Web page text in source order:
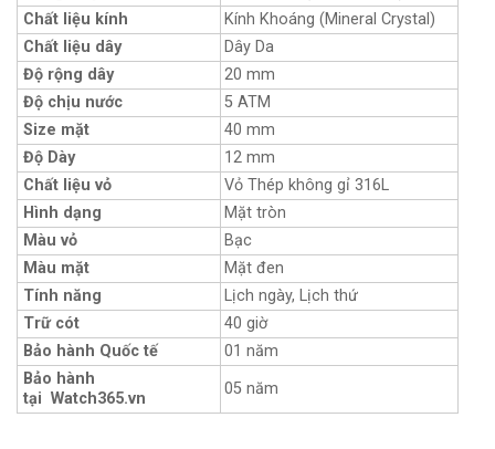
Chất liệu kính
Kính Khoáng (Mineral Crystal)
Chất liệu dây
Dây Da
Độ rộng dây
20 mm
Độ chịu nước
5 ATM
Size mặt
40 mm
Độ Dày
12 mm
Chất liệu vỏ
Vỏ Thép không gỉ 316L
Hình dạng
Mặt tròn
Màu vỏ
Bạc
Màu mặt
Mặt đen
Tính năng
Lịch ngày, Lịch thứ
Trữ cót
40 giờ
Bảo hành Quốc tế
01 năm
Bảo hành
tại Watch365.vn
05 năm